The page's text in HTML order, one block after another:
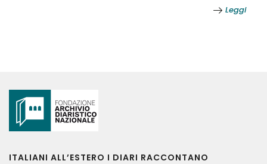
Leggi
ITALIANI ALL’ESTERO I DIARI RACCONTANO